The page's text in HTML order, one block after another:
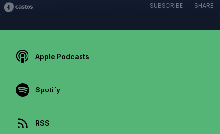
SUBSCRIBE SHARE
Apple Podcasts
Spotify
RSS